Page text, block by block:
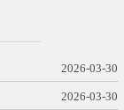
2026-03-30
2026-03-30